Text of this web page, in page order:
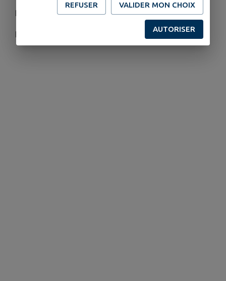
Réservation jusqu'au 9 octobre
Réservé aux particuliers
REFUSER VALIDER MON CHOIX
AUTORISER